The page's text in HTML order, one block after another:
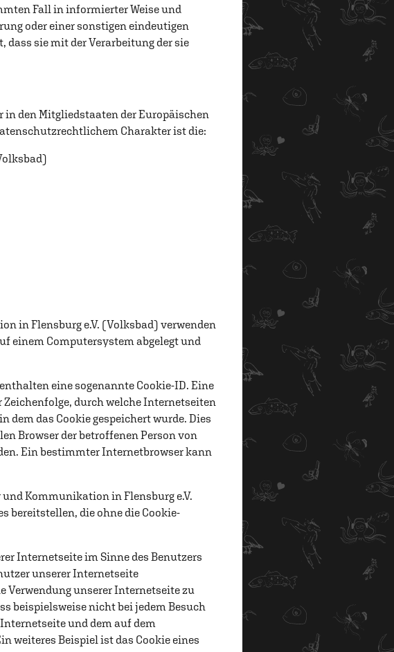
Fall in informierter Weise und
oder einer sonstigen eindeutigen
dass sie mit der Verarbeitung der sie
den Mitgliedstaaten der Europäischen
Charakter ist die:
in Flensburg e.V. (Volksbad) verwenden
einem Computersystem abgelegt und
eine sogenannte Cookie-ID. Eine
Zeichenfolge, durch welche Internetseiten
dem das Cookie gespeichert wurde. Dies
Browser der betroffenen Person von
Ein bestimmter Internetbrowser kann
Kommunikation in Flensburg e.V.
bereitstellen, die ohne die Cookie-
Internetseite im Sinne des Benutzers
unserer Internetseite
Verwendung unserer Internetseite zu
beispielsweise nicht bei jedem Besuch
und dem auf dem
weiteres Beispiel ist das Cookie eines